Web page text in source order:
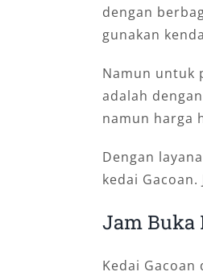
dengan
gunakan
Namun untuk
adalah
namun harga
Dengan
kedai
Jam Buka
Kedai